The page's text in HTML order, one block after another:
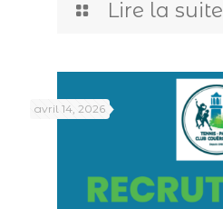
Lire la suite
avril 14, 2026